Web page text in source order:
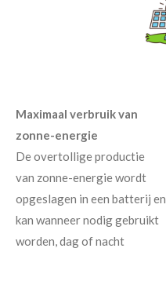
Maximaal verbruik van
zonne-energie
De overtollige productie
van zonne-energie wordt
opgeslagen in een batterij en
kan wanneer nodig gebruikt
worden, dag of nacht